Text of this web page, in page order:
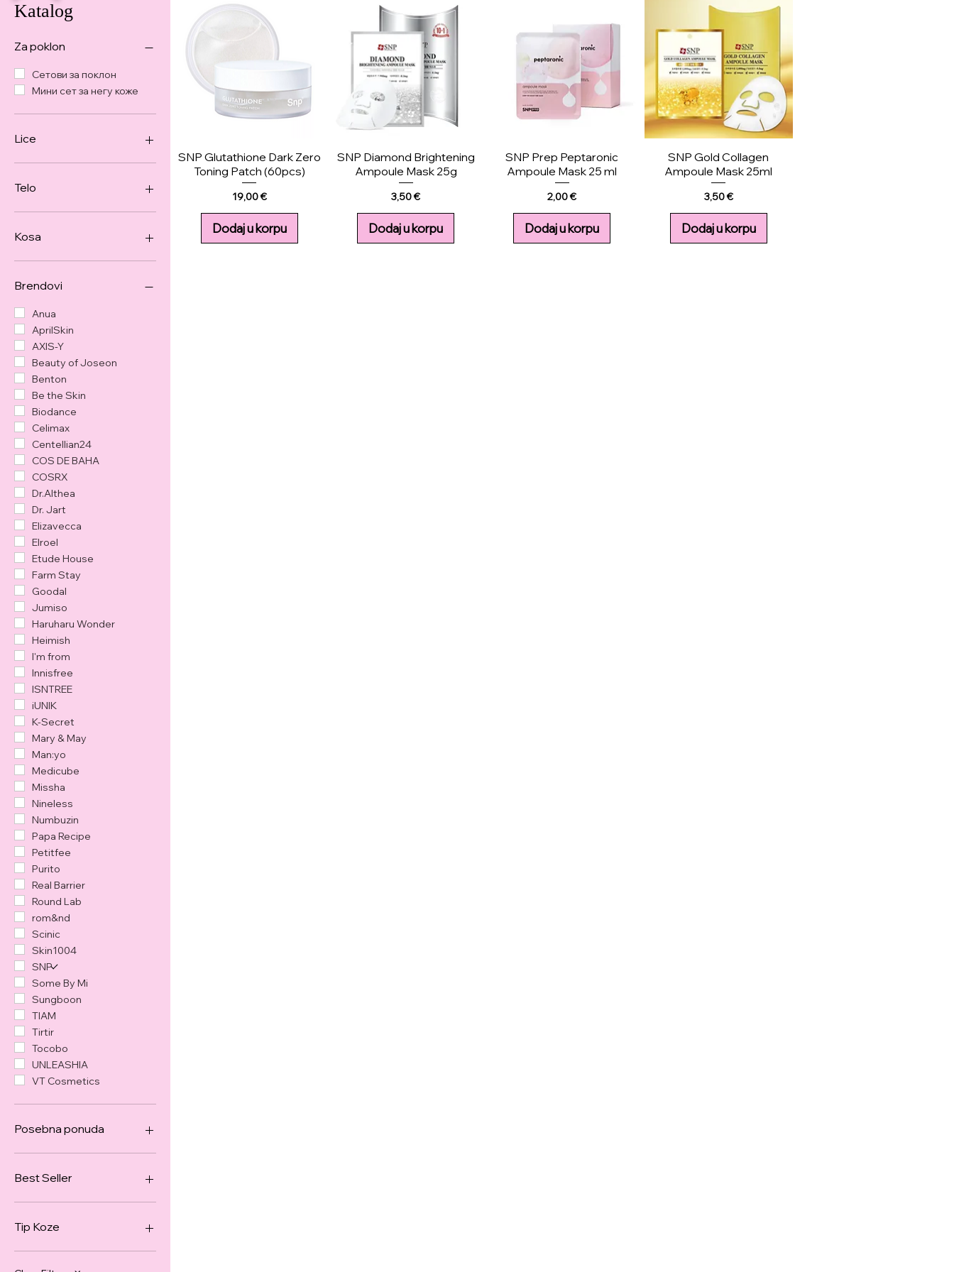
Katalog
Za poklon
Сетови за поклон
Мини сет за негу коже
Lice
Gel za kožu lica i tela
Хидрофилно уље
Шминка
Хидрогел маска
Маска у марамице
Мини сет за негу коже
Пена/гел за чишћење
Сетови за поклон
Scrub i piling
Креме за сунчање
Нега очију
Производи за усне
Серум
Тонер / магла
Toner Pads
Емулзија
Telo
Gel za kožu lica i tela
Za ruke
Kosa
Производи за косу
Brendovi
Anua
AprilSkin
AXIS-Y
Beauty of Joseon
Benton
Be the Skin
Biodance
Celimax
Centellian24
COS DE BAHA
COSRX
Dr.Althea
Dr. Jart
Elizavecca
Elroel
Etude House
Farm Stay
Goodal
Jumiso
Haruharu Wonder
Heimish
I'm from
Innisfree
ISNTREE
iUNIK
K-Secret
Mary & May
Man:yo
Medicube
Missha
Nineless
Numbuzin
Papa Recipe
Petitfee
Purito
Real Barrier
Round Lab
rom&nd
Scinic
Skin1004
SNP
Some By Mi
Sungboon
TIAM
Tirtir
Tocobo
UNLEASHIA
VT Cosmetics
Posebna ponuda
Посебна понуда
Best Seller
All Products
HIT combo
Bestsellers
Tip Koze
Problematicna
SNP Glutathione Dark Zero
Toning Patch (60pcs)
Price
19,00 €
Dodaj u korpu
SNP Diamond Brightening
Ampoule Mask 25g
Price
3,50 €
Dodaj u korpu
SNP Prep Peptaronic
Ampoule Mask 25 ml
Price
2,00 €
Dodaj u korpu
SNP Gold Collagen
Ampoule Mask 25ml
Price
3,50 €
Dodaj u korpu